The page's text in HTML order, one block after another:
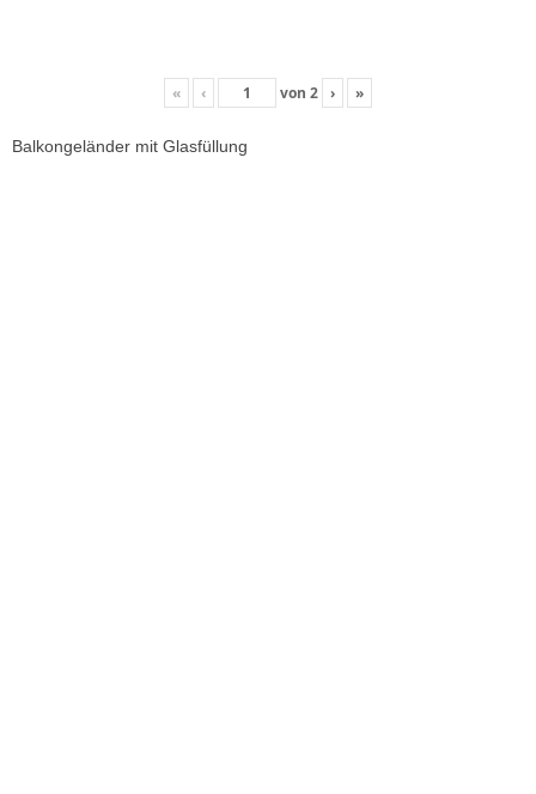
« ‹ von 2 › »
Balkongeländer mit Glasfüllung